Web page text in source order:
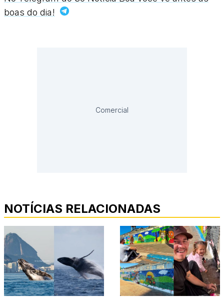
boas do dia!
Comercial
NOTÍCIAS RELACIONADAS